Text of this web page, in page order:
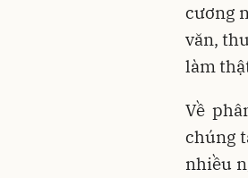
cương
văn,
làm
Về
chúng
nhiều